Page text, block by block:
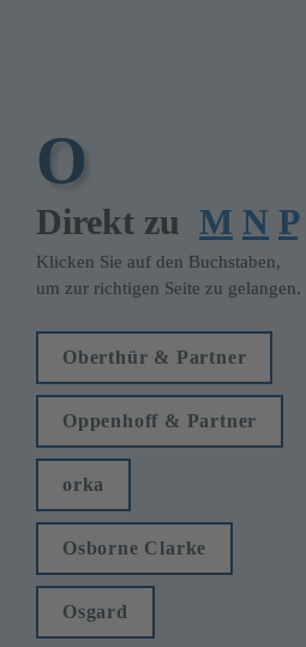
O
Direkt zu M N P
Klicken Sie auf den Buchstaben,
um zur richtigen Seite zu gelangen.
Oberthür & Partner
Oppenhoff & Partner
orka
Osborne Clarke
Osgard